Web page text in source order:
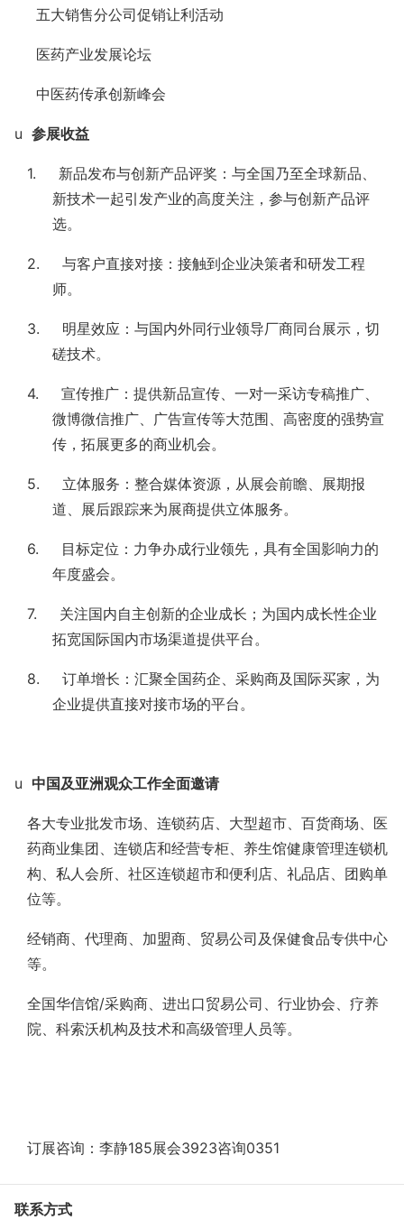
 五大销售分公司促销让利活动
 医药产业发展论坛
 中医药传承创新峰会
u 参展收益
1. 新品发布与创新产品评奖：与全国乃至全球新品、
新技术一起引发产业的高度关注，参与创新产品评
选。
2. 与客户直接对接：接触到企业决策者和研发工程
师。
3. 明星效应：与国内外同行业领导厂商同台展示，切
磋技术。
4. 宣传推广：提供新品宣传、一对一采访专稿推广、
微博微信推广、广告宣传等大范围、高密度的强势宣
传，拓展更多的商业机会。
5. 立体服务：整合媒体资源，从展会前瞻、展期报
道、展后跟踪来为展商提供立体服务。
6. 目标定位：力争办成行业领先，具有全国影响力的
年度盛会。
7. 关注国内自主创新的企业成长；为国内成长性企业
拓宽国际国内市场渠道提供平台。
8. 订单增长：汇聚全国药企、采购商及国际买家，为
企业提供直接对接市场的平台。
u 中国及亚洲观众工作全面邀请
各大专业批发市场、连锁药店、大型超市、百货商场、医
药商业集团、连锁店和经营专柜、养生馆健康管理连锁机
构、私人会所、社区连锁超市和便利店、礼品店、团购单
位等。
经销商、代理商、加盟商、贸易公司及保健食品专供中心
等。
全国华信馆/采购商、进出口贸易公司、行业协会、疗养
院、科索沃机构及技术和高级管理人员等。
订展咨询：李静185展会3923咨询0351
联系方式